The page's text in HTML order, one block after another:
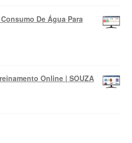
De Água Para
Online | SOUZA